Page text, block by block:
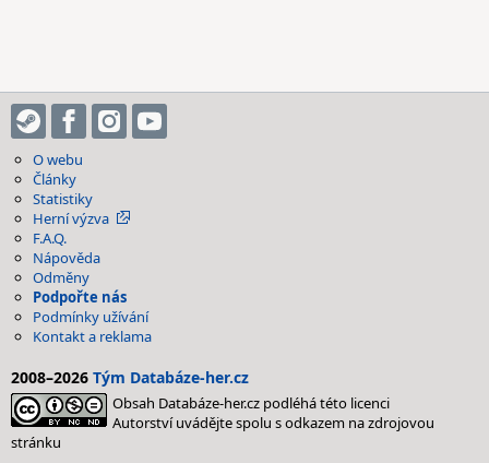
O webu
Články
Statistiky
Herní výzva
F.A.Q.
Nápověda
Odměny
Podpořte nás
Podmínky užívání
Kontakt a reklama
2008–2026 Tým Databáze-her.cz
Obsah Databáze-her.cz podléhá této licenci
Autorství uvádějte spolu s odkazem na zdrojovou
stránku